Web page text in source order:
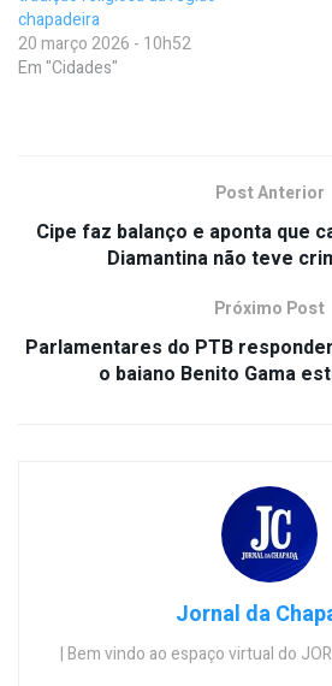
chapadeira
20 março 2026 - 10h52
Em "Cidades"
Post Anterior
Cipe faz balanço e aponta que
Diamantina não teve
Próximo Post
Parlamentares do PTB
o baiano Benito Gama
Jornal da
| Bem vindo ao espaço virtual do